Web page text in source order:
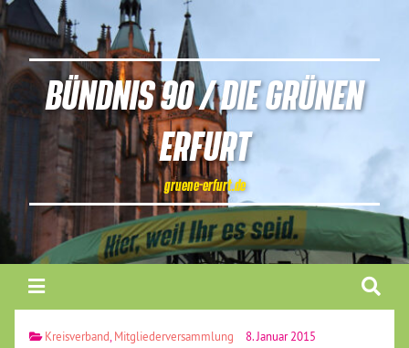
BÜNDNIS 90 / DIE GRÜNEN
ERFURT
gruene-erfurt.de
Kreisverband,Mitgliederversammlung 8. Januar 2015